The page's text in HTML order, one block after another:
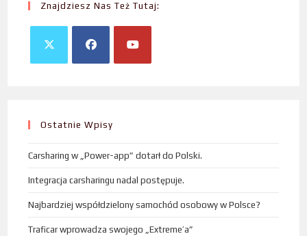
Znajdziesz Nas Też Tutaj:
Ostatnie Wpisy
Carsharing w „Power-app” dotarł do Polski.
Integracja carsharingu nadal postępuje.
Najbardziej współdzielony samochód osobowy w Polsce?
Traficar wprowadza swojego „Extreme’a”